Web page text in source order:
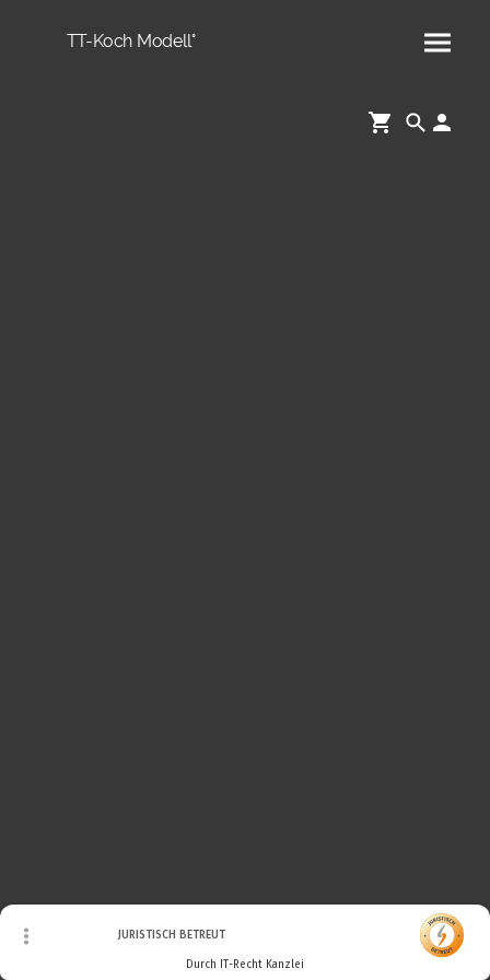
TT-Koch Modell°
JURISTISCH BETREUT
Durch IT-Recht Kanzlei